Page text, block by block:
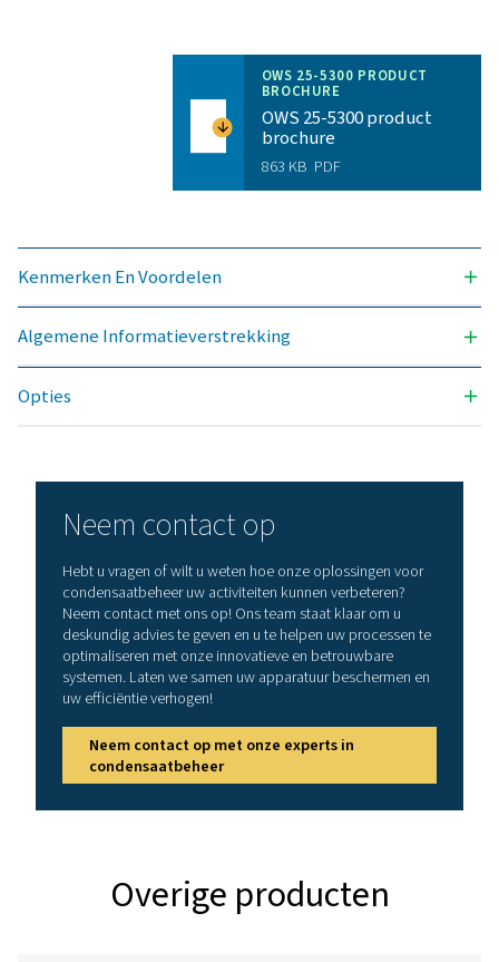
113
225 180
OWS
180
383
OWS
360
OWS
636
1350 1080
OWS
1325
2813 2250
OWS
2650
5625 4499
OWS 11250
Referentievoorwaarden
Relatieve luchtvochtigheid: 60%